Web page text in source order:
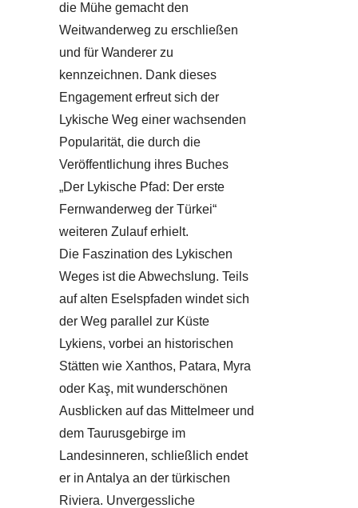
die Mühe gemacht den
Weitwanderweg zu erschließen
und für Wanderer zu
kennzeichnen. Dank dieses
Engagement erfreut sich der
Lykische Weg einer wachsenden
Popularität, die durch die
Veröffentlichung ihres Buches
„Der Lykische Pfad: Der erste
Fernwanderweg der Türkei“
weiteren Zulauf erhielt.
Die Faszination des Lykischen
Weges ist die Abwechslung. Teils
auf alten Eselspfaden windet sich
der Weg parallel zur Küste
Lykiens, vorbei an historischen
Stätten wie Xanthos, Patara, Myra
oder Kaş, mit wunderschönen
Ausblicken auf das Mittelmeer und
dem Taurusgebirge im
Landesinneren, schließlich endet
er in Antalya an der türkischen
Riviera. Unvergessliche